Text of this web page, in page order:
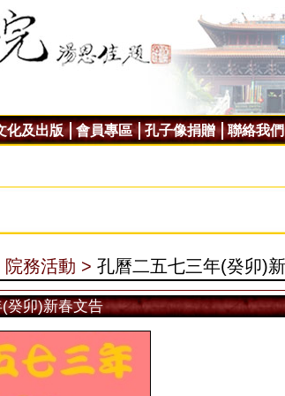
化及出版 會員專區 孔子像捐贈 聯絡我們
院務活動 > 孔曆二五七三年(癸卯)
癸卯)新春文告